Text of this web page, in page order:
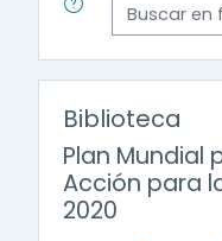
Biblioteca
Plan Mundial
Acción para
2020